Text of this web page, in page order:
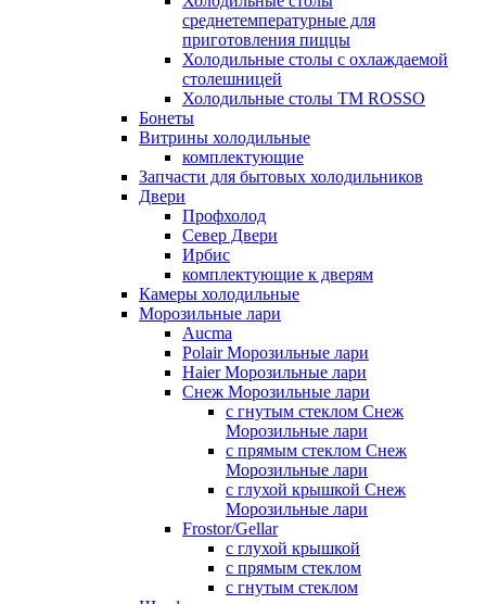
среднетемпературные для
приготовления пиццы
Холодильные столы с охлаждаемой
столешницей
Холодильные столы ТМ ROSSO
Бонеты
Витрины холодильные
комплектующие
Запчасти для бытовых холодильников
Двери
Профхолод
Север Двери
Ирбис
комплектующие к дверям
Камеры холодильные
Морозильные лари
Aucma
Polair Морозильные лари
Haier Морозильные лари
Снеж Морозильные лари
с гнутым стеклом Снеж
Морозильные лари
с прямым стеклом Снеж
Морозильные лари
с глухой крышкой Снеж
Морозильные лари
Frostor/Gellar
с глухой крышкой
с прямым стеклом
с гнутым стеклом